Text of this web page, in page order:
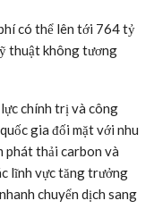
có thể lên tới 764tỷ
thuật không tương
chính trị và công
gia đối mặt với nhu
phát thải carbon và
lĩnh vực tăng trưởng
chuyển dịch sang